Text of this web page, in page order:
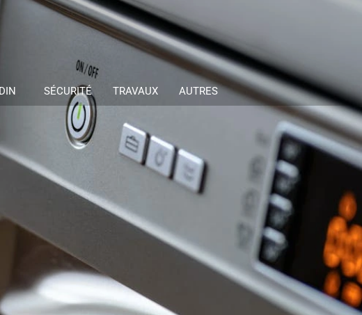
SÉCURITÉ TRAVAUX AUTRES